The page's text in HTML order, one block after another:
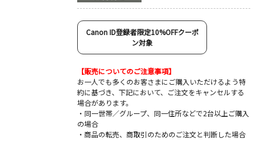
Canon ID登録者限定10%OFFクーポ
ン対象
【販売についてのご注意事項】
お一人でも多くのお客さまにご購入いただけるよう特
約に基づき、下記において、ご注文をキャンセルする
場合があります。
・同一世帯／グループ、同一住所などで2台以上ご購入
の場合
・商品の転売、商取引のためのご注文と判断した場合